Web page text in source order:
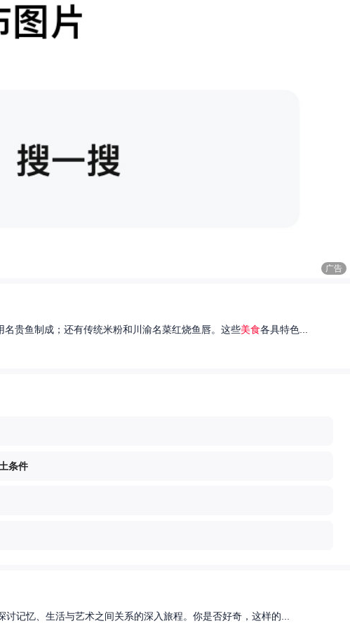
广告
贵鱼制成；还有传统米粉和川渝名菜红烧鱼唇。这些美食各具特色...
条件
记忆、生活与艺术之间关系的深入旅程。你是否好奇，这样的...